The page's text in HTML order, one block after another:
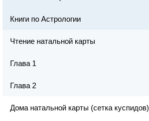
Книги по Астрологии
Чтение натальной карты
Глава 1
Глава 2
Дома натальной карты (сетка куспидов)